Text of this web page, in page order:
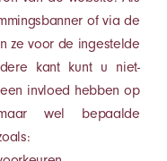
of via de
ze voor de ingestelde
kant kunt u niet-
invloed hebben op
wel bepaalde